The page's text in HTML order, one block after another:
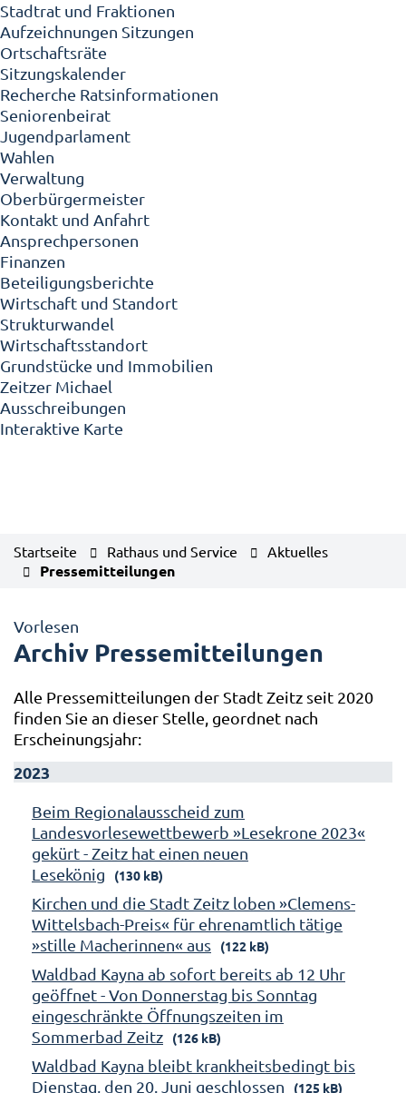
Stadtrat und Fraktionen
Aufzeichnungen Sitzungen
Ortschaftsräte
Sitzungskalender
Recherche Ratsinformationen
Seniorenbeirat
Jugendparlament
Wahlen
Verwaltung
Oberbürgermeister
Kontakt und Anfahrt
Ansprechpersonen
Finanzen
Beteiligungsberichte
Wirtschaft und Standort
Strukturwandel
Wirtschaftsstandort
Grundstücke und Immobilien
Zeitzer Michael
Ausschreibungen
Interaktive Karte
Startseite Rathaus und Service Aktuelles
Pressemitteilungen
Vorlesen
Archiv Pressemitteilungen
Alle Pressemitteilungen der Stadt Zeitz seit 2020
finden Sie an dieser Stelle, geordnet nach
Erscheinungsjahr:
2023
Beim Regionalausscheid zum
Landesvorlesewettbewerb »Lesekrone 2023«
gekürt - Zeitz hat einen neuen
Lesekönig
(130 kB)
Kirchen und die Stadt Zeitz loben »Clemens-
Wittelsbach-Preis« für ehrenamtlich tätige
»stille Macherinnen« aus
(122 kB)
Waldbad Kayna ab sofort bereits ab 12 Uhr
geöffnet - Von Donnerstag bis Sonntag
eingeschränkte Öffnungszeiten im
Sommerbad Zeitz
(126 kB)
Waldbad Kayna bleibt krankheitsbedingt bis
Dienstag, den 20. Juni geschlossen
(125 kB)